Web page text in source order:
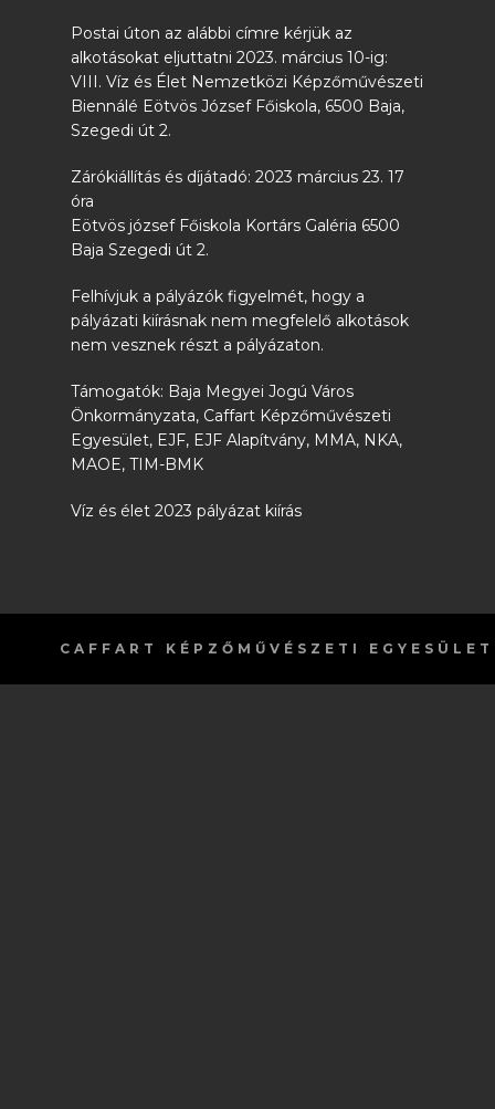
Postai úton az alábbi címre kérjük az
alkotásokat eljuttatni 2023. március 10-ig:
VIII. Víz és Élet Nemzetközi Képzőművészeti
Biennálé Eötvös József Főiskola, 6500 Baja,
Szegedi út 2.
Zárókiállítás és díjátadó: 2023 március 23. 17
óra
Eötvös józsef Főiskola Kortárs Galéria 6500
Baja Szegedi út 2.
Felhívjuk a pályázók figyelmét, hogy a
pályázati kiírásnak nem megfelelő alkotások
nem vesznek részt a pályázaton.
Támogatók: Baja Megyei Jogú Város
Önkormányzata, Caffart Képzőművészeti
Egyesület, EJF, EJF Alapítvány, MMA, NKA,
MAOE, TIM-BMK
Víz és élet 2023 pályázat kiírás
CAFFART KÉPZŐMŰVÉSZETI EGYESÜLET